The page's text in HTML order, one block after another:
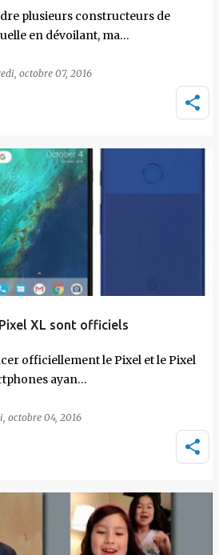
plusieurs constructeurs de
en dévoilant, ma…
octobre 07, 2016
XL sont officiels
officiellement le Pixel et le Pixel
ayan…
octobre 04, 2016